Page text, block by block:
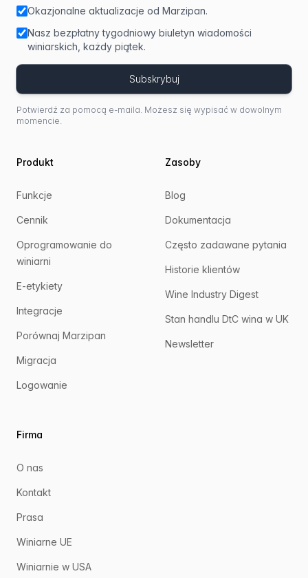
Okazjonalne aktualizacje od Marzipan.
Nasz bezpłatny tygodniowy biuletyn wiadomości
winiarskich, każdy piątek.
Subskrybuj
Potwierdź za pomocą e-maila. Możesz się wypisać w dowolnym
momencie.
Produkt
Funkcje
Cennik
Oprogramowanie do
winiarni
E-etykiety
Integracje
Porównaj Marzipan
Migracja
Logowanie
Zasoby
Blog
Dokumentacja
Często zadawane pytania
Historie klientów
Wine Industry Digest
Stan handlu DtC wina w UK
Newsletter
Firma
O nas
Kontakt
Prasa
Winiarne UE
Winiarnie w USA